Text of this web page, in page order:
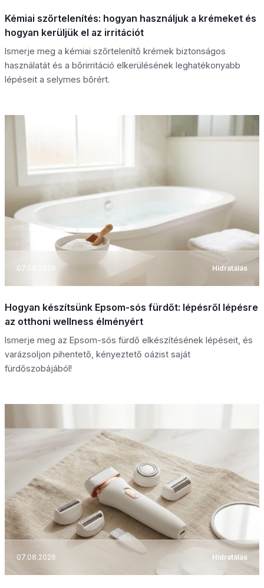
Kémiai szőrtelenítés: hogyan használjuk a krémeket és
hogyan kerüljük el az irritációt
Ismerje meg a kémiai szőrtelenítő krémek biztonságos
használatát és a bőrirritáció elkerülésének leghatékonyabb
lépéseit a selymes bőrért.
07.08.2026 Hidratálás
Hogyan készítsünk Epsom-sós fürdőt: lépésről lépésre
az otthoni wellness élményért
Ismerje meg az Epsom-sós fürdő elkészítésének lépéseit, és
varázsoljon pihentető, kényeztető oázist saját
fürdőszobájából!
07.08.2026 Hidratálás